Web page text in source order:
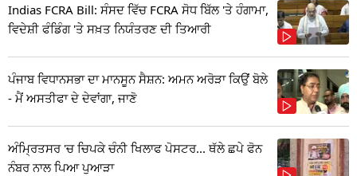
Indias FCRA Bill: ਸੰਸਦ ਵਿੱਚ FCRA ਸੋਧ ਬਿੱਲ 'ਤੇ ਹੰਗਾਮਾ,
ਵਿਦੇਸ਼ੀ ਫੰਡਿੰਗ 'ਤੇ ਸਖ਼ਤ ਨਿਯੰਤਰਣ ਦੀ ਤਿਆਰੀ
ਪੰਜਾਬ ਵਿਧਾਨਸਭਾ ਦਾ ਮਾਨਸੂਨ ਸੈਸ਼ਨ: ਅਮਨ ਅਰੋੜਾ ਕਿਉਂ ਬੋਲੇ
- ਮੈਂ ਅਸਤੀਫਾ ਦੇ ਦੇਵਾਂਗਾ, ਜਾਣੋ
ਅੰਮ੍ਰਿਤਸਰ 'ਚ ਚਿਪਕੇ ਚੰਨੀ ਖਿਲਾਫ ਪੋਸਟਰ... ਥੱਲੇ ਛਪੇ ਫੋਨ
ਨੰਬਰ ਨਾਲ ਪਿਆ ਪੁਆੜਾ